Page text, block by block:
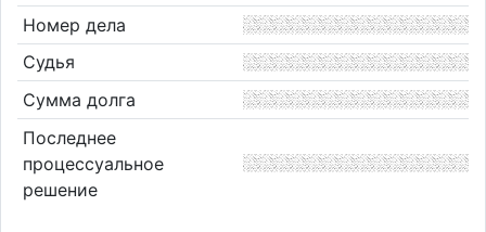
Номер дела
Судья
Сумма долга
Последнее
процессуальное
решение